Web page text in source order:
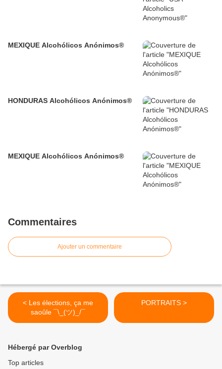
MEXIQUE Alcohólicos Anónimos®
HONDURAS Alcohólicos Anónimos®
MEXIQUE Alcohólicos Anónimos®
Commentaires
Ajouter un commentaire
< Les élections, ça me
saoûle ¯\_(ツ)_/¯
PORTRAITS >
Hébergé par Overblog
Top articles